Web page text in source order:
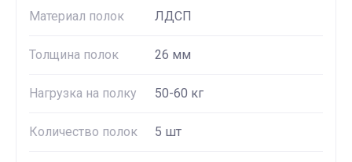
Материал полок ЛДСП
Толщина полок 26 мм
Нагрузка на полку 50-60 кг
Количество полок 5 шт